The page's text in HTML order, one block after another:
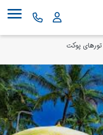
تورهای پوکت